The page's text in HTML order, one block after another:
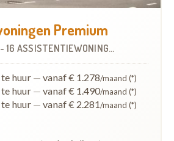
Premium
- 16 ASSISTENTIEWONINGEN
huur — vanaf € 1.278/maand (*)
huur — vanaf € 1.490/maand (*)
huur — vanaf € 2.281/maand (*)